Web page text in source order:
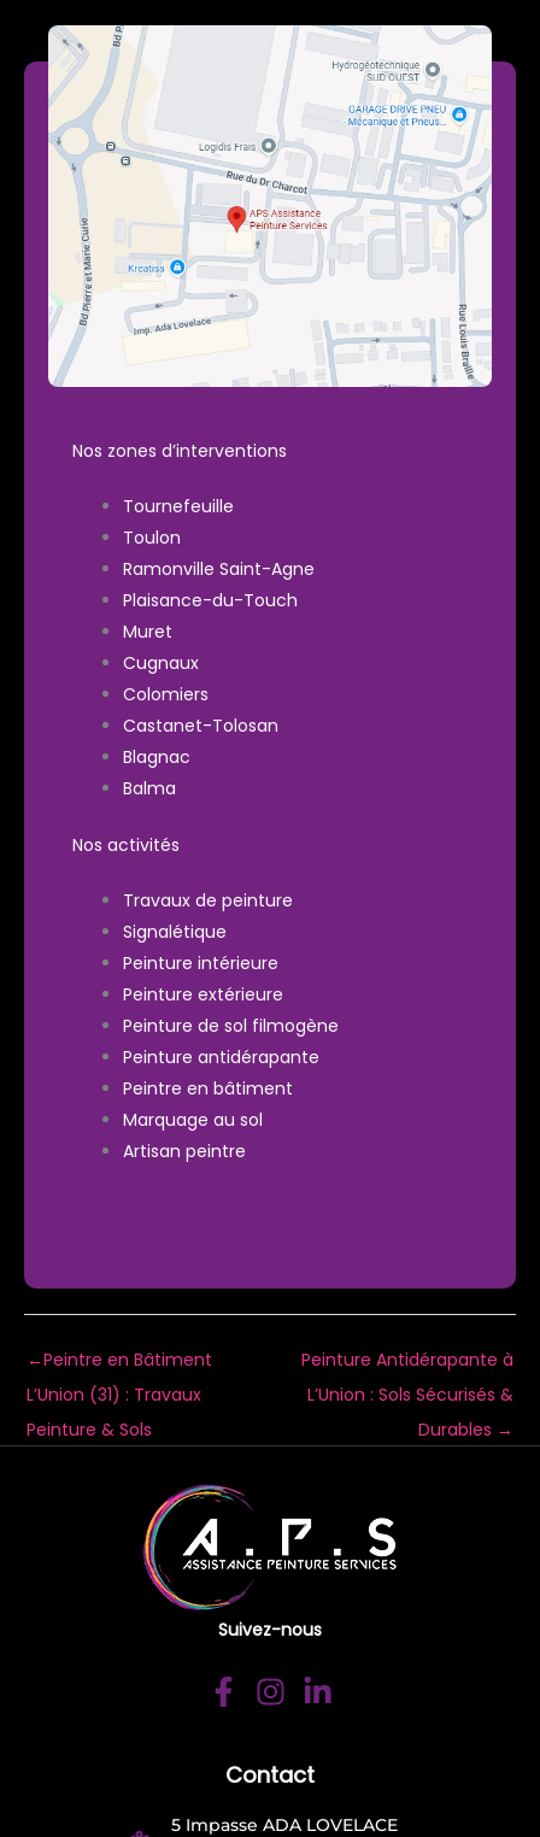
Nos zones d’interventions
Tournefeuille
Toulon
Ramonville Saint-Agne
Plaisance-du-Touch
Muret
Cugnaux
Colomiers
Castanet-Tolosan
Blagnac
Balma
Nos activités
Travaux de peinture
Signalétique
Peinture intérieure
Peinture extérieure
Peinture de sol filmogène
Peinture antidérapante
Peintre en bâtiment
Marquage au sol
Artisan peintre
←Peintre en Bâtiment
L’Union (31) : Travaux
Peinture & Sols
Peinture Antidérapante à
L’Union : Sols Sécurisés &
Durables →
Suivez-nous
Contact
5 Impasse ADA LOVELACE